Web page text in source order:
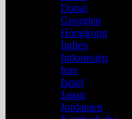
Dubai
Georgien
Hongkong
Indien
Indonesien
Iran
Israel
Japan
Jordanien